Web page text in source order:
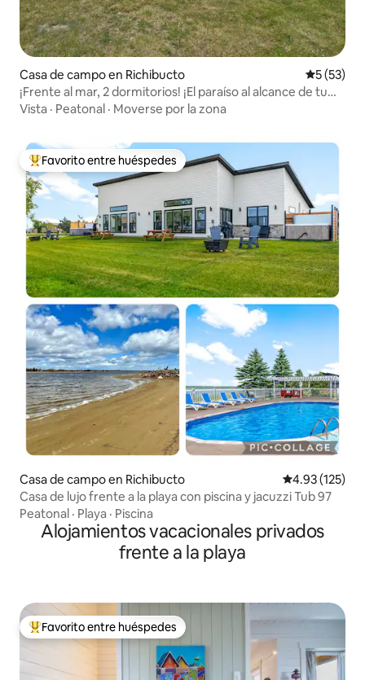
Casa de campo en Richibucto
5 (53)
¡Frente al mar, 2 dormitorios! ¡El paraíso al alcance de tu
mano!
Vista · Peatonal · Moverse por la zona
Favorito entre huéspedes preferido
Favorito entre huéspedes
Casa de campo en Richibucto Calificación
4.93 (125)
Casa de lujo frente a la playa con piscina y jacuzzi Tub 97
Peatonal · Playa · Piscina
Alojamientos vacacionales privados
frente a la playa
Favorito entre huéspedes preferido
Favorito entre huéspedes